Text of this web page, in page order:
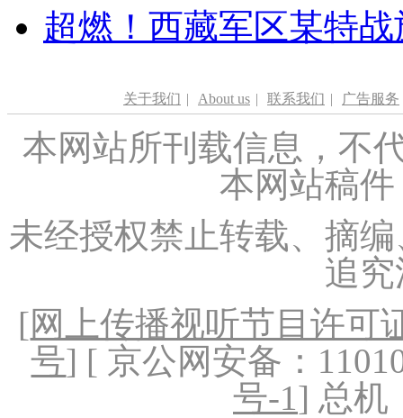
超燃！西藏军区某特
关于我们 | About us | 联系我们 | 广告服务
本网站所刊载信息，不
本网站稿
未经授权禁止转载、摘
追
[网上传播视听节目许可
号] [ 京公网安备：
号-1] 总机